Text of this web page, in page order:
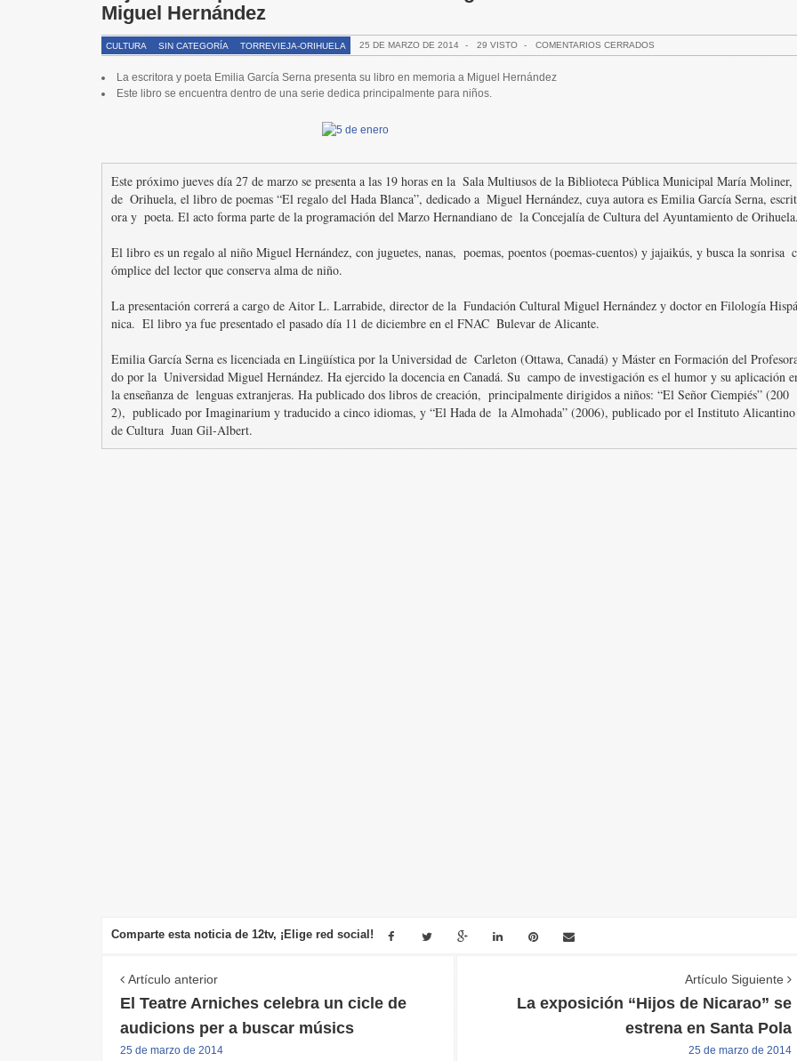
Miguel Hernández
CULTURA SIN CATEGORÍA TORREVIEJA-ORIHUELA 25 DE MARZO DE 2014 - 29 VISTO - COMENTARIOS CERRADOS
La escritora y poeta Emilia García Serna presenta su libro en memoria a Miguel Hernández
Este libro se encuentra dentro de una serie dedica principalmente para niños.
Este próximo jueves día 27 de marzo se presenta a las 19 horas en la  Sala Multiusos de la Biblioteca Pública Municipal María Moliner,
de  Orihuela, el libro de poemas “El regalo del Hada Blanca”, dedicado a  Miguel Hernández, cuya autora es Emilia García Serna, escrit
ora y  poeta. El acto forma parte de la programación del Marzo Hernandiano de  la Concejalía de Cultura del Ayuntamiento de
El libro es un regalo al niño Miguel Hernández, con juguetes, nanas,  poemas, poentos (poemas-cuentos) y jajaikús, y busca la sonrisa  c
ómplice del lector que conserva alma de niño.
La presentación correrá a cargo de Aitor L. Larrabide, director de la  Fundación Cultural Miguel Hernández y doctor en Filología Hispá
nica.  El libro ya fue presentado el pasado día 11 de diciembre en el FNAC  Bulevar de Alicante.
Emilia García Serna es licenciada en Lingüística por la Universidad de  Carleton (Ottawa, Canadá) y Máster en Formación del
do por la  Universidad Miguel Hernández. Ha ejercido la docencia en Canadá. Su  campo de investigación es el humor y su aplicación
la enseñanza de  lenguas extranjeras. Ha publicado dos libros de creación,  principalmente dirigidos a niños: “El Señor Ciempiés” (200
2),  publicado por Imaginarium y traducido a cinco idiomas, y “El Hada de  la Almohada” (2006), publicado por el Instituto Alicantino
de Cultura  Juan Gil-Albert.
Comparte esta noticia de 12tv, ¡Elige red social!
Artículo anterior
El Teatre Arniches celebra un cicle de
audicions per a buscar músics
25 de marzo de 2014
Artículo Siguiente
La exposición “Hijos de Nicarao” se
estrena en Santa Pola
25 de marzo de 2014